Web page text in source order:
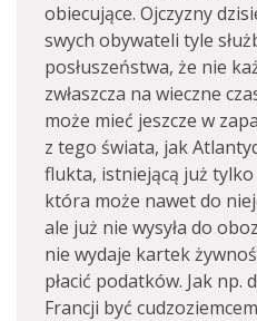
obiecujące. Ojczyzny
swych obywateli tyle
posłuszeństwa, że nie
zwłaszcza na wieczne
może mieć jeszcze w
z tego świata, jak
flukta, istniejącą już
która może nawet do
ale już nie wysyła do
nie wydaje kartek
płacić podatków. Jak np.
Francji być